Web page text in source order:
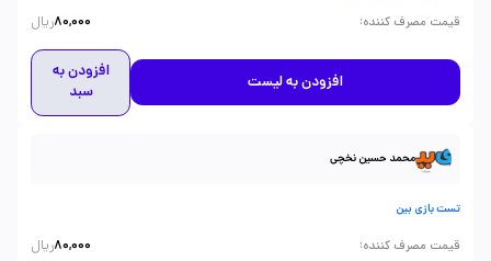
قیمت مصرف کننده:
80,000ریال
افزودن به لیست
افزودن به
سبد
محمد حسین نخچی
تست بازی بین
قیمت مصرف کننده:
80,000ریال